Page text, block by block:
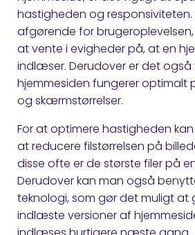
hastigheden og responsiviteten.
afgørende for
at vente i evigheder på, at en
indlæser. Derudover er det også
hjemmesiden fungerer optimalt
og skærmstørrelser.
For at optimere hastigheden
at reducere filstørrelsen på
disse ofte er de største filer på
Derudover kan man også
teknologi, som gør det muligt at
indlæste versioner af